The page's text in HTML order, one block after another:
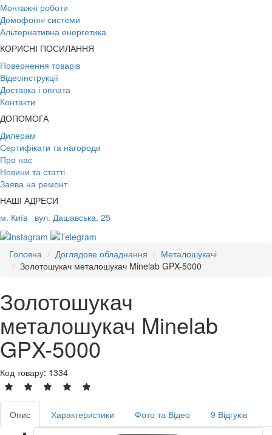
Монтажні роботи
Домофонні системи
Альтернативна енергетика
КОРИСНІ ПОСИЛАННЯ
Повернення товарів
Відеоінструкції
Доставка і оплата
Контакти
ДОПОМОГА
Дилерам
Сертифікати та нагороди
Про нас
Новини та статті
Заява на ремонт
НАШІ АДРЕСИ
м. Київ
вул. Дашавська, 25
Головна Доглядове обладнання
Металошукачі
Золотошукач металошукач Minelab GPX-5000
Золотошукач
металошукач Minelab
GPX-5000
Код товару: 1334
Опис Характеристики Фото та Відео 9 Відгуків